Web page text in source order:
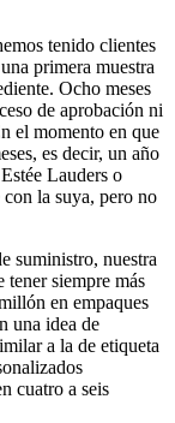
tenido clientes
primera muestra
Ocho meses
de aprobación ni
el momento en que
es decir, un año
Lauders o
la suya, pero no
suministro, nuestra
tener siempre más
en empaques
una idea de
a la de etiqueta
cuatro a seis